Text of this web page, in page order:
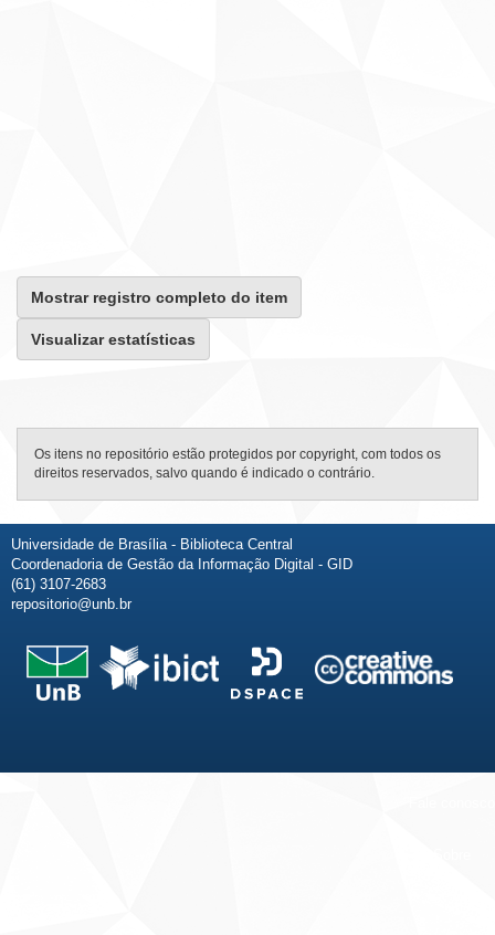
Mostrar registro completo do item
Visualizar estatísticas
Os itens no repositório estão protegidos por copyright, com todos os
direitos reservados, salvo quando é indicado o contrário.
Universidade de Brasília - Biblioteca Central
Coordenadoria de Gestão da Informação Digital - GID
(61) 3107-2683
repositorio@unb.br